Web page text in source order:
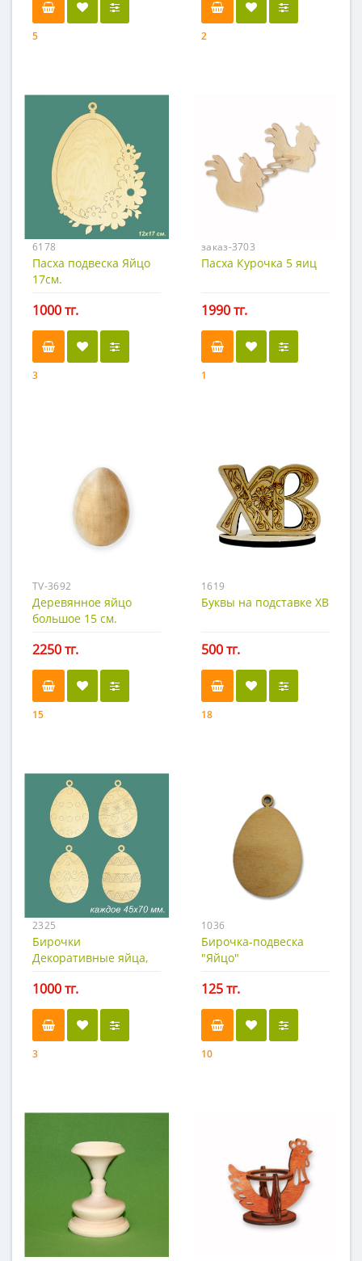
5 2
6178
Пасха подвеска Яйцо
17см.
1000 тг.
3
заказ-3703
Пасха Курочка 5 яиц
1990 тг.
1
TV-3692
Деревянное яйцо
большое 15 см.
2250 тг.
15
1619
Буквы на подставке ХВ
500 тг.
18
2325
Бирочки
Декоративные яйца,
1000 тг.
3
1036
Бирочка-подвеска
"Яйцо"
125 тг.
10